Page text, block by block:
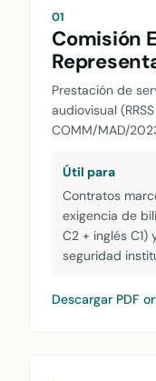
01
Comisión
Prestación de
audiovisual
COMM/MAD/
Útil para
Contratos
exigencia de
C2 + inglés
seguridad
Descargar PDF